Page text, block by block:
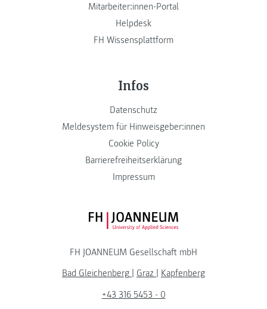
Mitarbeiter:innen-Portal
Helpdesk
FH Wissensplattform
Infos
Datenschutz
Meldesystem für Hinweisgeber:innen
Cookie Policy
Barrierefreiheitserklärung
Impressum
FH JOANNEUM Logo
FH JOANNEUM Gesellschaft mbH
Bad Gleichenberg
Graz
Kapfenberg
+43 316 5453 - 0